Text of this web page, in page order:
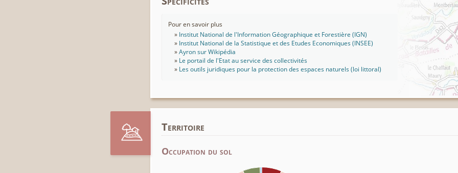
Pour en savoir plus
Institut National de l'Information Géographique et Forestière (IGN)
Institut National de la Statistique et des Etudes Economiques (INSEE)
Ayron sur Wikipédia
Le portail de l'Etat au service des collectivités
Les outils juridiques pour la protection des espaces naturels (loi littoral)
Territoire
Occupation du sol